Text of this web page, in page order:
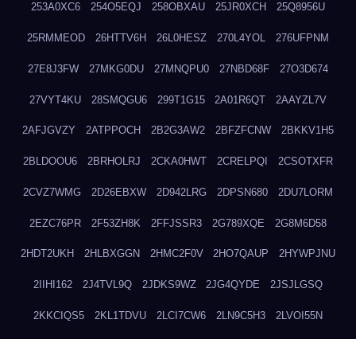
253A0XC6 254O5EQJ 258OBXAU 25JR0XCH 25Q8956U
25RMMEOD 26HTTV6H 26L0HESZ 270L4YOL 276UFPNM
27E8J3FW 27MKG0DU 27MNQPU0 27NBD68F 27O3D674
27VYT4KU 28SMQGU6 299T1G15 2A01R6QT 2AAYZL7V
2AFJGVZY 2ATPPOCH 2B2G3AW2 2BFZFCNW 2BKKV1H5
2BLDOOU6 2BRHOLRJ 2CKA0HWT 2CRELPQI 2CSOTXFR
2CVZ7WMG 2D26EBXW 2D942LRG 2DPSN680 2DU7LORM
2EZC76PR 2F53ZH8K 2FFJSSR3 2G789XQE 2G8M6D58
2HDT2UKH 2HLBXGGN 2HMC2F0V 2HO7QAUP 2HYWPJNU
2IIHI162 2J4TVL9Q 2JDKS9WZ 2JG4QYDE 2JSJLGSQ
2KKCIQS5 2KL1TDVU 2LCI7CW6 2LN9C5H3 2LVOI55N